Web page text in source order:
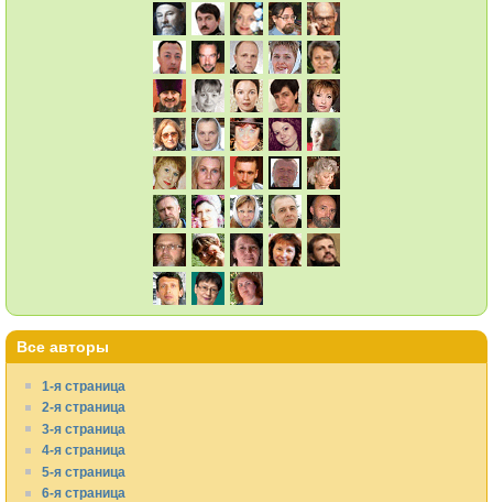
Все авторы
1-я страница
2-я страница
3-я страница
4-я страница
5-я страница
6-я страница